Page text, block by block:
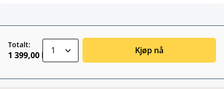
Totalt:
1 399,00 kr Kjøp nå